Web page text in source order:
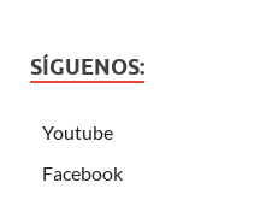
SÍGUENOS:
Youtube
Facebook